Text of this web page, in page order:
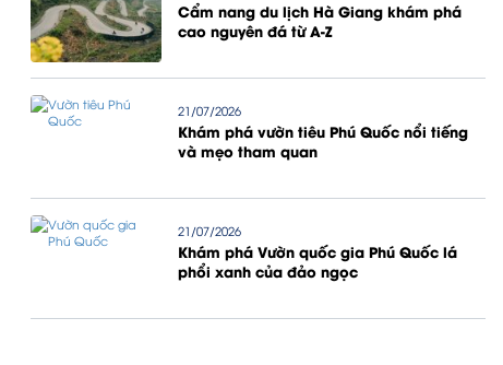
Cẩm nang du lịch Hà Giang khám phá
cao nguyên đá từ A-Z
21/07/2026
Khám phá vườn tiêu Phú Quốc nổi tiếng
và mẹo tham quan
21/07/2026
Khám phá Vườn quốc gia Phú Quốc lá
phổi xanh của đảo ngọc